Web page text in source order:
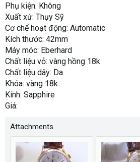
Phụ kiện: Không
Xuất xứ: Thụy Sỹ
Cơ chế hoạt động: Automatic
Kích thước: 42mm
Máy móc: Eberhard
Chất liệu vỏ: vàng hồng 18k
Chất liệu dây: Da
Khóa: vàng 18k
Kính: Sapphire
Giá:
Attachments